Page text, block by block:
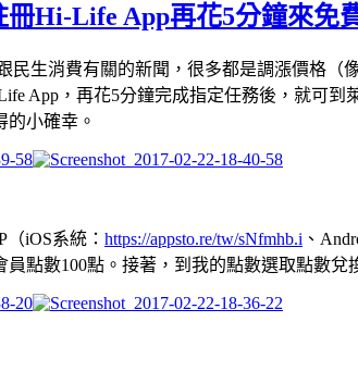
冊Hi-Life App再花5分鐘來
民生消費有關的新聞，很多都是調漲價格
App，再花5分鐘完成指定任務後，就可
的小確幸。
iOS系統： https://appsto.re/tw/sNfmhb.i 、
點數100點。接著，到我的點數選取點數